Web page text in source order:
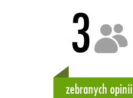
3
zebranych opinii